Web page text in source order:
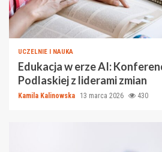
UCZELNIE I NAUKA
Edukacja w erze AI:
Podlaskiej z liderami zmian
Kamila Kalinowska 13 marca 2026 430